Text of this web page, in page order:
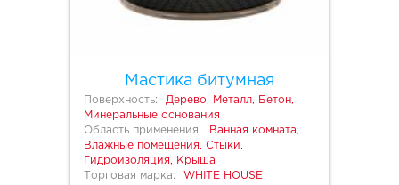
Мастика битумная
Поверхность:
Дерево, Металл, Бетон,
Минеральные основания
Область применения:
Ванная комната,
Влажные помещения, Стыки,
Гидроизоляция, Крыша
Торговая марка:
WHITE HOUSE